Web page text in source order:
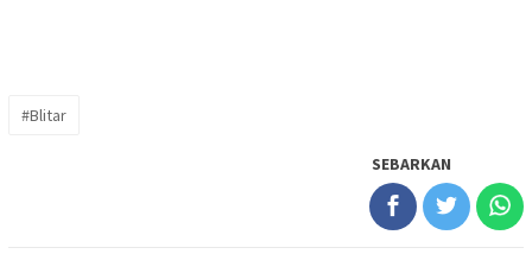
#Blitar
SEBARKAN